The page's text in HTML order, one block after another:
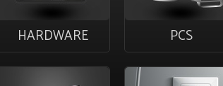
HARDWARE PCS